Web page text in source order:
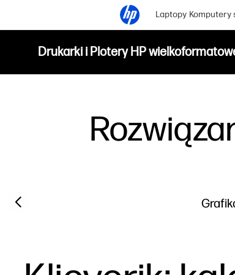
Laptopy
Drukarki i Plotery HP
Previous slide